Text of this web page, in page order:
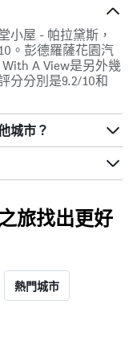
小屋 - 帕拉黛斯，
。彭德羅薩花園汽
A View是另外幾
分分別是9.2/10和
城市？
旅找出更好
熱門城市